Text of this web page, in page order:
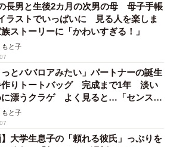
長男と生後2カ月の次男の母 母子手帳
ラストでいっぱいに 見る人を楽しま
ストーリーに「かわいすぎる！」
もと子
っとババロアみたい」パートナーの誕生
作りトートバッグ 完成まで1年 淡い
に漂うクラゲ よく見ると…「センスす
もと子
】大学生息子の「頼れる彼氏」っぷりを